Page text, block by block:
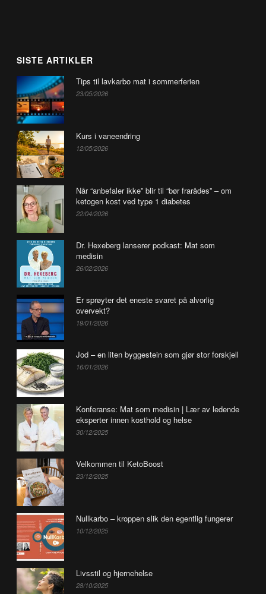
SISTE ARTIKLER
Tips til lavkarbo mat i sommerferien
23/05/2026
Kurs i vaneendring
12/05/2026
Når “anbefaler ikke” blir til “bør frarådes” – om
ketogen kost ved type 1 diabetes
22/04/2026
Dr. Hexeberg lanserer podkast: Mat som
medisin
26/02/2026
Er sprøyter det eneste svaret på alvorlig
overvekt?
19/01/2026
Jod – en liten byggestein som gjør stor forskjell
16/01/2026
Konferanse: Mat som medisin | Lær av ledende
eksperter innen kosthold og helse
30/12/2025
Velkommen til KetoBoost
23/12/2025
Nullkarbo – kroppen slik den egentlig fungerer
10/12/2025
Livsstil og hjernehelse
28/10/2025